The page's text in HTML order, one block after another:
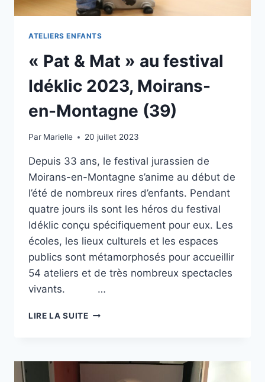
ATELIERS ENFANTS
« Pat & Mat » au festival
Idéklic 2023, Moirans-
en-Montagne (39)
Par Marielle 20 juillet 2023
Depuis 33 ans, le festival jurassien de
Moirans-en-Montagne s’anime au début de
l’été de nombreux rires d’enfants. Pendant
quatre jours ils sont les héros du festival
Idéklic conçu spécifiquement pour eux. Les
écoles, les lieux culturels et les espaces
publics sont métamorphosés pour accueillir
54 ateliers et de très nombreux spectacles
vivants. …
LIRE LA SUITE« PAT
FESTIVAL